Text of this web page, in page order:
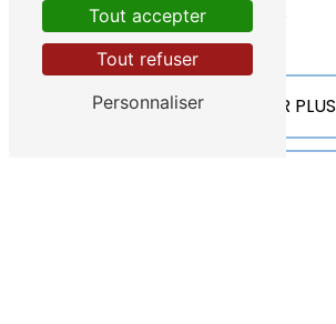
EN SAVOIR PLUS
Tout accepter
Tout refuser
Personnaliser